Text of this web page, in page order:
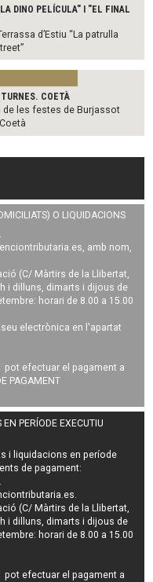
DINO PELÍCULA" I "EL FINAL
d’Estiu “La patrulla
COETÀ
de les festes de Burjassot
O LIQUIDACIONS
, amb nom,
(C/ Màrtirs de la Llibertat,
i dilluns, dimarts i dijous de
horari de 8.00 a 15.00
electrònica en l'apartat
pot efectuar el pagament a
PAGAMENT
PERÍODE EXECUTIU
i liquidacions en període
de pagament:
.
(C/ Màrtirs de la Llibertat,
i dilluns, dimarts i dijous de
horari de 8.00 a 15.00
pot efectuar el pagament a